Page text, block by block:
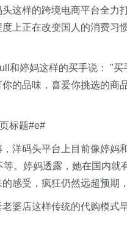
这样的跨境电商平台全力
度上正在改变国人的消费习
和婷妈这样的买手说： "
你的品味，喜爱你挑选的商
标题#e#
，洋码头平台上目前像婷妈
等。婷妈透露，她在国内就
感受，疯狂仍然远超预期
老婆店这样传统的代购模式